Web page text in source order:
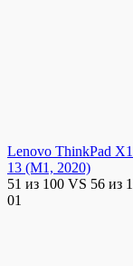
Lenovo ThinkPad
13 (M1, 2020)
51 из 100 VS 56 из
01